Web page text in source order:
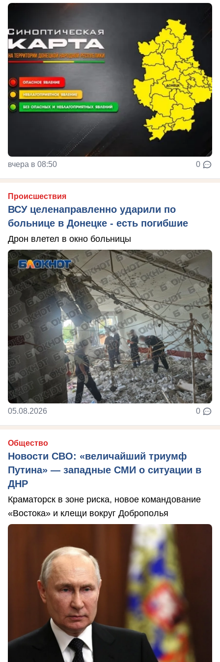
вчера в 08:50 0
Происшествия
ВСУ целенаправленно ударили по
больнице в Донецке - есть погибшие
Дрон влетел в окно больницы
05.08.2026 0
Общество
Новости СВО: «величайший триумф
Путина» — западные СМИ о ситуации в
ДНР
Краматорск в зоне риска, новое командование
«Востока» и клещи вокруг Доброполья